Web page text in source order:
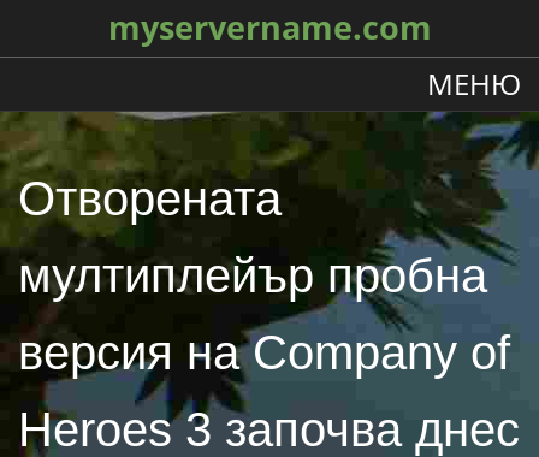
myservername.com
МЕНЮ
Отворената
мултиплейър пробна
версия на Company of
Heroes 3 започва днес